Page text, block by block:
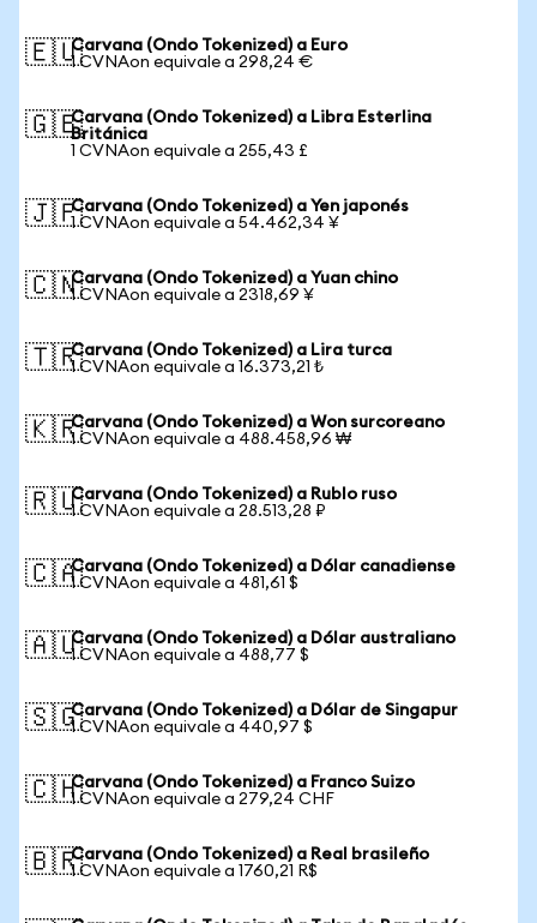
🇪🇺Carvana (Ondo Tokenized) a Euro
1 CVNAon equivale a 298,24 €
🇬🇧Carvana (Ondo Tokenized) a Libra Esterlina
Británica
1 CVNAon equivale a 255,43 £
🇯🇵Carvana (Ondo Tokenized) a Yen japonés
1 CVNAon equivale a 54.462,34 ¥
🇨🇳Carvana (Ondo Tokenized) a Yuan chino
1 CVNAon equivale a 2318,69 ¥
🇹🇷Carvana (Ondo Tokenized) a Lira turca
1 CVNAon equivale a 16.373,21 ₺
🇰🇷Carvana (Ondo Tokenized) a Won surcoreano
1 CVNAon equivale a 488.458,96 ₩
🇷🇺Carvana (Ondo Tokenized) a Rublo ruso
1 CVNAon equivale a 28.513,28 ₽
🇨🇦Carvana (Ondo Tokenized) a Dólar canadiense
1 CVNAon equivale a 481,61 $
🇦🇺Carvana (Ondo Tokenized) a Dólar australiano
1 CVNAon equivale a 488,77 $
🇸🇬Carvana (Ondo Tokenized) a Dólar de Singapur
1 CVNAon equivale a 440,97 $
🇨🇭Carvana (Ondo Tokenized) a Franco Suizo
1 CVNAon equivale a 279,24 CHF
🇧🇷Carvana (Ondo Tokenized) a Real brasileño
1 CVNAon equivale a 1760,21 R$